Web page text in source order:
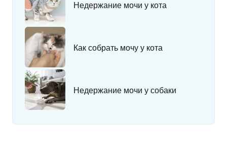
Недержание мочи у кота
Как собрать мочу у кота
Недержание мочи у собаки